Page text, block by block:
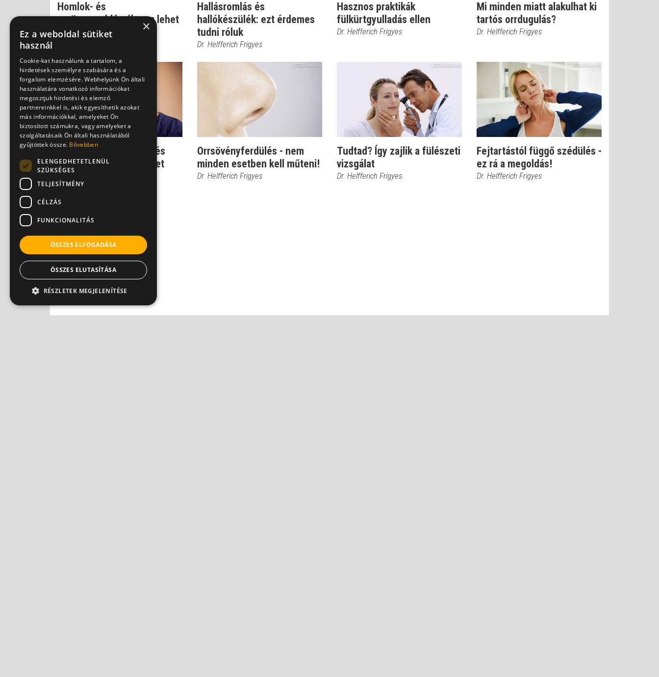
Homlok- és
arcüregproblémák - ez lehet
a megoldás
Hallásromlás és
hallókészülék: ezt érdemes
tudni róluk
Dr. Helfferich Frigyes
Hasznos praktikák
fülkürtgyulladás ellen
Dr. Helfferich Frigyes
Mi minden miatt alakulhat ki
tartós orrdugulás?
Dr. Helfferich Frigyes
Koleszteatóma: mi ez, és
miért kell nagy figyelmet
fordítani...
Dr. Helfferich Frigyes
Orrsövényferdülés - nem
minden esetben kell műteni!
Dr. Helfferich Frigyes
Tudtad? Így zajlik a fülészeti
vizsgálat
Dr. Helfferich Frigyes
Fejtartástól függő szédülés -
ez rá a megoldás!
Dr. Helfferich Frigyes
×
Ez a weboldal sütiket
használ
Cookie-kat használunk a tartalom, a
hirdetések személyre szabására és a
forgalom elemzésére. Webhelyünk Ön általi
használatára vonatkozó információkat
megosztjuk hirdetési és elemző
partnereinkkel is, akik egyesíthetik azokat
más információkkal, amelyeket Ön
biztosított számukra, vagy amelyeket a
szolgáltatásaik Ön általi használatából
gyűjtöttek össze. Bővebben
ELENGEDHETETLENÜL
SZÜKSÉGES
TELJESÍTMÉNY
CÉLZÁS
FUNKCIONALITÁS
ÖSSZES ELFOGADÁSA
ÖSSZES ELUTASÍTÁSA
RÉSZLETEK MEGJELENÍTÉSE